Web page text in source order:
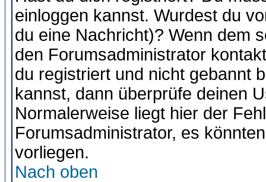
einloggen kannst. Wurdest du
du eine Nachricht)? Wenn dem
den Forumsadministrator
du registriert und nicht gebannt
kannst, dann überprüfe deinen
Normalerweise liegt hier der
Forumsadministrator, es
vorliegen.
Nach oben